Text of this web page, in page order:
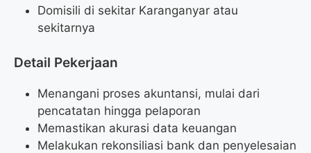
Domisili di sekitar Karanganyar atau
sekitarnya
Detail Pekerjaan
Menangani proses akuntansi, mulai dari
pencatatan hingga pelaporan
Memastikan akurasi data keuangan
Melakukan rekonsiliasi bank dan penyelesaian